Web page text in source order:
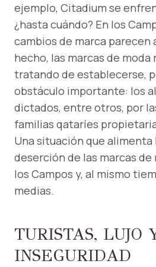
ejemplo, Citadium se
¿hasta cuándo? En los
cambios de marca parecen
hecho, las marcas de moda
tratando de establecerse,
obstáculo importante: los
dictados, entre otros, por
familias qataríes
Una situación que alimenta
deserción de las marcas
los Campos y, al mismo
medias.
TURISTAS, LUJO
INSEGURIDAD